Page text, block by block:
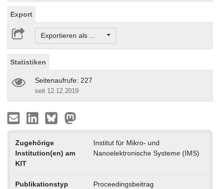
Export
Exportieren als ...
Statistiken
Seitenaufrufe: 227
seit 12.12.2019
Zugehörige
Institution(en) am
KIT
Institut für Mikro- und
Nanoelektronische Systeme (IMS)
Publikationstyp Proceedingsbeitrag